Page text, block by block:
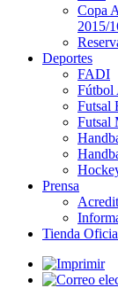
Copa
2015/
Deportes
FADI
Fútbol
Futsal
Futsal
Prensa
Tienda